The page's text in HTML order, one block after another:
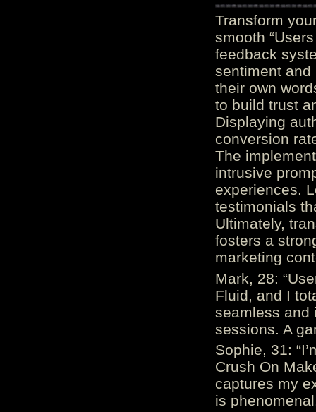
Transform
smooth
feedback
sentiment and
their own
to build trust
Displaying
conversion
The
intrusive
experiences.
testimonials
Ultimately,
fosters a
marketing
Mark, 28:
Fluid, and I
seamless and
sessions. A
Sophie, 31:
Crush On
captures my
is